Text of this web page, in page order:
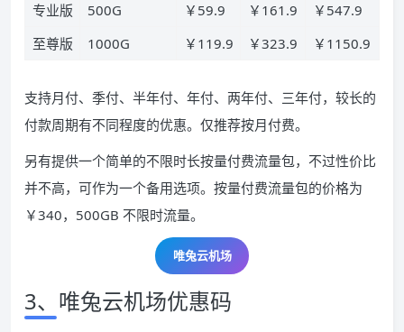
专业版
500G ￥59.9 ￥161.9
￥547.9
至尊版
1000G ￥119.9 ￥323.9 ￥1150.9
支持月付、季付、半年付、年付、两年付、三年付，较长的
付款周期有不同程度的优惠。仅推荐按月付费。
另有提供一个简单的不限时长按量付费流量包，不过性价比
并不高，可作为一个备用选项。按量付费流量包的价格为
￥340，500GB 不限时流量。
唯兔云机场
3、唯兔云机场优惠码